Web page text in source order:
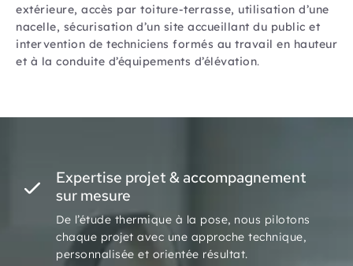
extérieure, accès par toiture-terrasse, utilisation d’une
nacelle, sécurisation d’un site accueillant du public et
intervention de techniciens formés au travail en hauteur
et à la conduite d’équipements d’élévation.
Expertise projet & accompagnement
sur mesure
De l’étude thermique à la pose, nous pilotons
chaque projet avec une approche technique,
personnalisée et orientée résultat.